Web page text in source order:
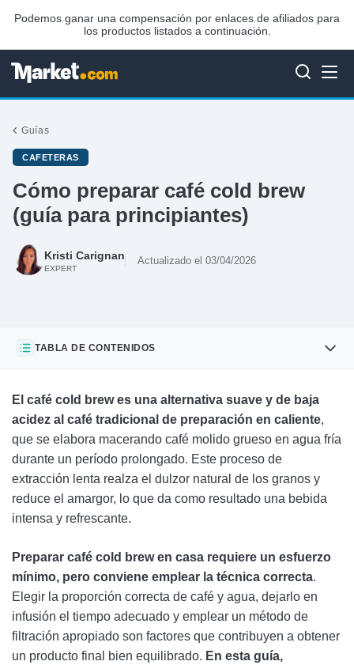
Podemos ganar una compensación por enlaces de afiliados para
los productos listados a continuación.
Guías
CAFETERAS
Cómo preparar café cold brew
(guía para principiantes)
Kristi Carignan
EXPERT
Actualizado el 03/04/2026
TABLA DE CONTENIDOS
¿Cómo funciona el café cold brew?
Cómo aprovechar al máximo tu cold brew
Recetas sencillas de café frío que encantan a todo el
mundo
Preguntas frecuentes
El café cold brew es una alternativa suave y de baja
acidez al café tradicional de preparación en caliente,
que se elabora macerando café molido grueso en agua fría
durante un período prolongado. Este proceso de
extracción lenta realza el dulzor natural de los granos y
reduce el amargor, lo que da como resultado una bebida
intensa y refrescante.
Preparar café cold brew en casa requiere un esfuerzo
mínimo, pero conviene emplear la técnica correcta.
Elegir la proporción correcta de café y agua, dejarlo en
infusión el tiempo adecuado y emplear un método de
filtración apropiado son factores que contribuyen a obtener
un producto final bien equilibrado. En esta guía,